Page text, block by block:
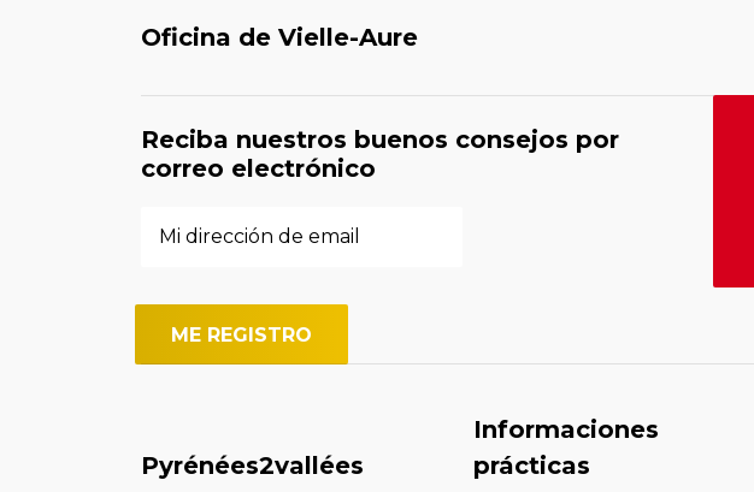
Oficina de Vielle-Aure
Reciba nuestros buenos consejos por
correo electrónico
Pyrénées2vallées
Informaciones
prácticas